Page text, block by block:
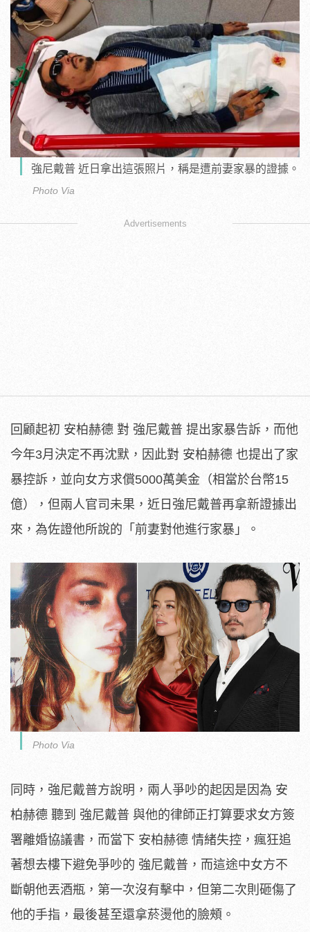
強尼戴普 近日拿出這張照片，稱是遭前妻家暴的證據。
Photo Via
Advertisements
回顧起初 安柏赫德 對 強尼戴普 提出家暴告訴，而他
今年3月決定不再沈默，因此對 安柏赫德 也提出了家
暴控訴，並向女方求償5000萬美金（相當於台幣15
億），但兩人官司未果，近日強尼戴普再拿新證據出
來，為佐證他所說的「前妻對他進行家暴」。
Photo Via
同時，強尼戴普方說明，兩人爭吵的起因是因為 安
柏赫德 聽到 強尼戴普 與他的律師正打算要求女方簽
署離婚協議書，而當下 安柏赫德 情緒失控，瘋狂追
著想去樓下避免爭吵的 強尼戴普，而這途中女方不
斷朝他丟酒瓶，第一次沒有擊中，但第二次則砸傷了
他的手指，最後甚至還拿菸燙他的臉頰。